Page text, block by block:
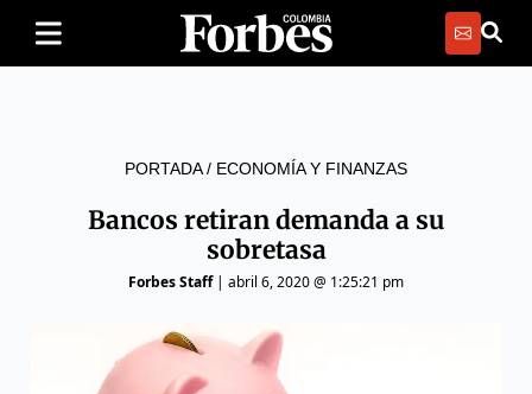
PORTADA/ ECONOMÍA Y FINANZAS
Bancos retiran demanda a su
sobretasa
Forbes Staff| abril 6, 2020 @ 1:25:21 pm